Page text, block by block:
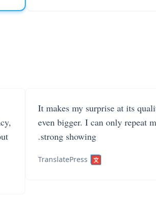
It makes my surprise at its
even bigger. I can only repeat
strong showing.
TranslatePress